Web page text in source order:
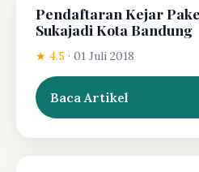
Pendaftaran Kejar
Sukajadi Kota Bandung
★ 4.5 · 01 Juli 2018
Baca Artikel